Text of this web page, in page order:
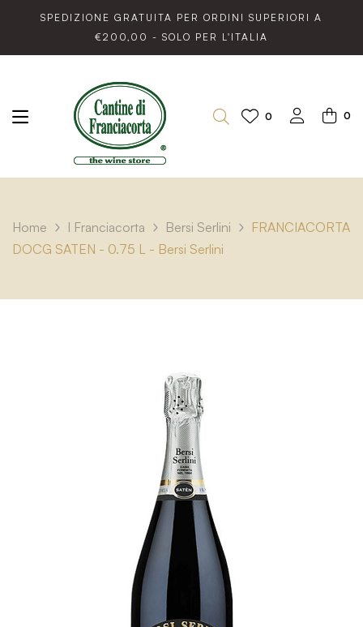
SPEDIZIONE GRATUITA PER ORDINI SUPERIORI A
€200,00 - SOLO PER L'ITALIA
0 0
Home I Franciacorta Bersi Serlini
FRANCIACORTA
DOCG SATEN - 0.75 L - Bersi Serlini